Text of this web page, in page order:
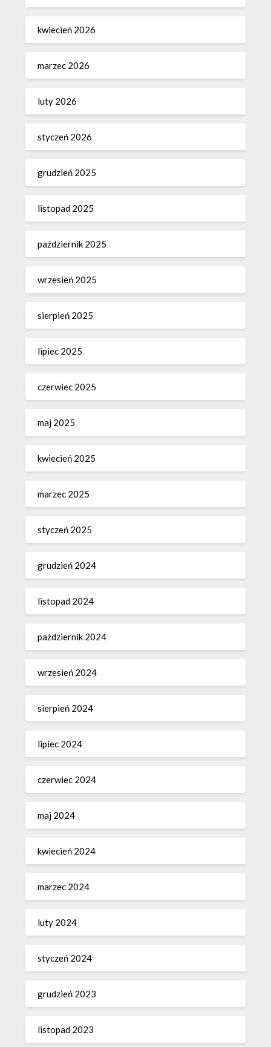
kwiecień 2026
marzec 2026
luty 2026
styczeń 2026
grudzień 2025
listopad 2025
październik 2025
wrzesień 2025
sierpień 2025
lipiec 2025
czerwiec 2025
maj 2025
kwiecień 2025
marzec 2025
styczeń 2025
grudzień 2024
listopad 2024
październik 2024
wrzesień 2024
sierpień 2024
lipiec 2024
czerwiec 2024
maj 2024
kwiecień 2024
marzec 2024
luty 2024
styczeń 2024
grudzień 2023
listopad 2023